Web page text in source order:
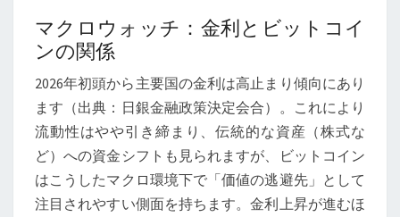
ト
レ
ド
と
カ
ナ
ダ
保
マクロウォッチ：金利とビットコイ
ンの関係
2026年初頭から主要国の金利は高止まり傾向にあり
ます（出典：日銀金融政策決定会合）。これにより
流動性はやや引き締まり、伝統的な資産（株式な
ど）への資金シフトも見られますが、ビットコイン
はこうしたマクロ環境下で「価値の逃避先」として
注目されやすい側面を持ちます。金利上昇が進むほ